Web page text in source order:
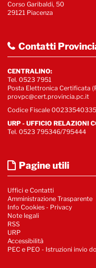
Corso Garibaldi, 50
29121 Piacenza
Contatti
CENTRALINO:
Tel. 0523 7951
Posta Elettronica Certificata
provpc@cert.provincia.pc.it
Codice Fiscale 00233540335
URP - UFFICIO RELAZIONI
Tel. 0523 795346/795444
Pagine utili
Uffici e Contatti
Amministrazione Trasparente
Info Cookies - Privacy
Note legali
RSS
URP
Accessibilità
PEC e PEO - Istruzioni invio